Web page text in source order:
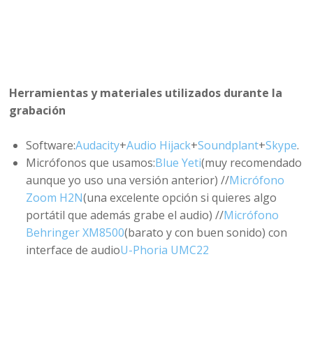
Herramientas y materiales utilizados durante la
grabación
Software:Audacity+Audio Hijack+Soundplant+Skype.
Micrófonos que usamos:Blue Yeti(muy recomendado
aunque yo uso una versión anterior) //Micrófono
Zoom H2N(una excelente opción si quieres algo
portátil que además grabe el audio) //Micrófono
Behringer XM8500(barato y con buen sonido) con
interface de audioU-Phoria UMC22